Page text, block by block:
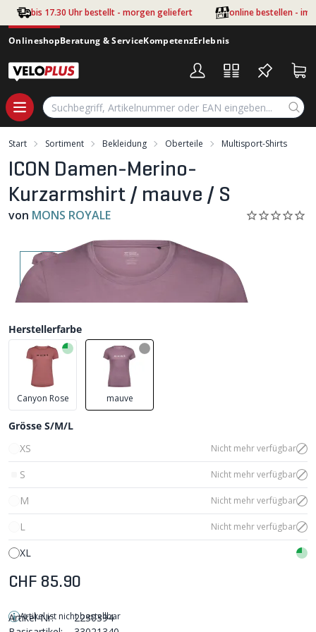
Zum Hauptinhalt springen
bis 17.30 Uhr bestellt - morgen geliefert online bestellen - im
OnlineshopBeratung & ServiceKompetenzErlebnis
Start Sortiment Bekleidung Oberteile Multisport-Shirts
ICON Damen-Merino-
Kurzarmshirt / mauve / S
von MONS ROYALE
Herstellerfarbe
Canyon Rose mauve
Grösse S/M/L
XS
Nicht mehr verfügbar
S Nicht mehr verfügbar
M Nicht mehr verfügbar
L Nicht mehr verfügbar
XL
CHF 85.90
Artikel ist nicht bestellbar
Artikel-Nr:
2230394